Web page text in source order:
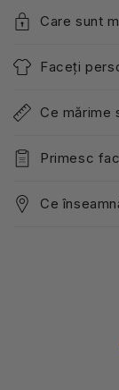
Care sunt
Faceți
Ce mărime
Primesc
Ce